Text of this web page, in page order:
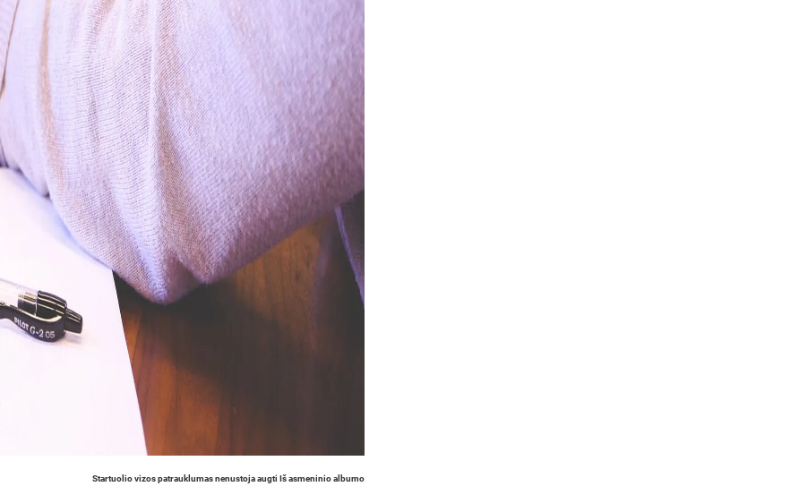
Startuolio vizos patrauklumas nenustoja augti Iš asmeninio albumo